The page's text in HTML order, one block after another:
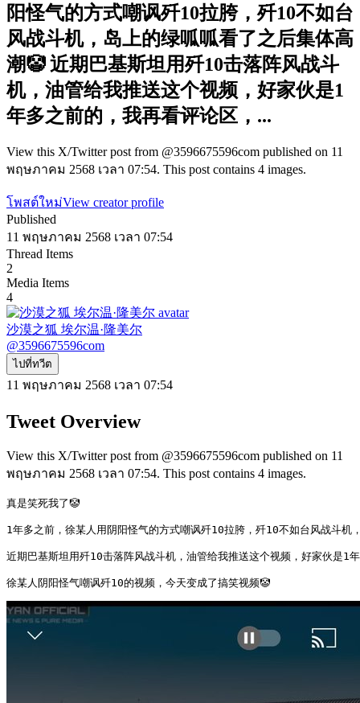
阳怪气的方式嘲讽歼10拉胯，歼10不如台
风战斗机，岛上的绿呱呱看了之后集体高
潮🤡 近期巴基斯坦用歼10击落阵风战斗
机，油管给我推送这个视频，好家伙是1
年多之前的，我再看评论区，...
View this X/Twitter post from @3596675596com published on 11
พฤษภาคม 2568 เวลา 07:54. This post contains 4 images.
โพสต์ใหม่View creator profile
Published
11 พฤษภาคม 2568 เวลา 07:54
Thread Items
2
Media Items
4
沙漠之狐 埃尔温·隆美尔
@3596675596com
ไปที่ทวีต
11 พฤษภาคม 2568 เวลา 07:54
Tweet Overview
View this X/Twitter post from @3596675596com published on 11
พฤษภาคม 2568 เวลา 07:54. This post contains 4 images.
真是笑死我了🤡
1年多之前，徐某人用阴阳怪气的方式嘲讽歼10拉胯，歼10不如台风战斗机
近期巴基斯坦用歼10击落阵风战斗机，油管给我推送这个视频，好家伙是1
徐某人阴阳怪气嘲讽歼10的视频，今天变成了搞笑视频🤡